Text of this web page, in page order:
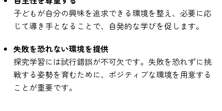
子どもが自分の興味を追求できる環境を整え、必要に応
じて導き手となることで、自発的な学びを促します。
失敗を恐れない環境を提供
探究学習には試行錯誤が不可欠です。失敗を恐れずに挑
戦する姿勢を育むために、ポジティブな環境を用意する
ことが重要です。